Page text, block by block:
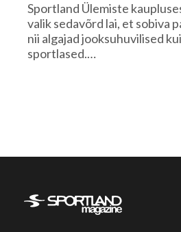
Sportland Ülemiste
valik sedavõrd lai, et sobiva
nii algajad jooksuhuvilised
sportlased.…